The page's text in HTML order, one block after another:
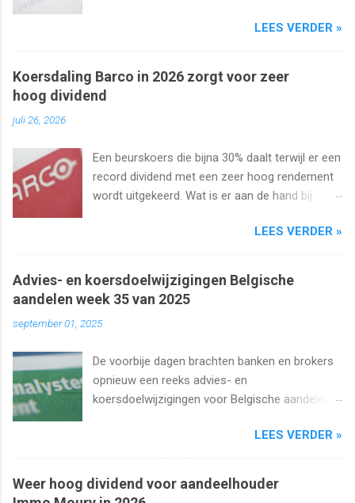
LEES VERDER »
Koersdaling Barco in 2026 zorgt voor zeer
hoog dividend
juli 26, 2026
Een beurskoers die bijna 30% daalt terwijl er een
record dividend met een zeer hoog rendement
wordt uitgekeerd. Wat is er aan de hand bij
uiteraard het dividend. Kan dat wel zo hoog
LEES VERDER »
Advies- en koersdoelwijzigingen Belgische
aandelen week 35 van 2025
september 01, 2025
De voorbije dagen brachten banken en brokers
opnieuw een reeks advies- en
koersdoelwijzigingen voor Belgische aandelen.
augustus t/m 1 september 2025 met onder
Ackermans en Van de Velde .
LEES VERDER »
Weer hoog dividend voor aandeelhouder